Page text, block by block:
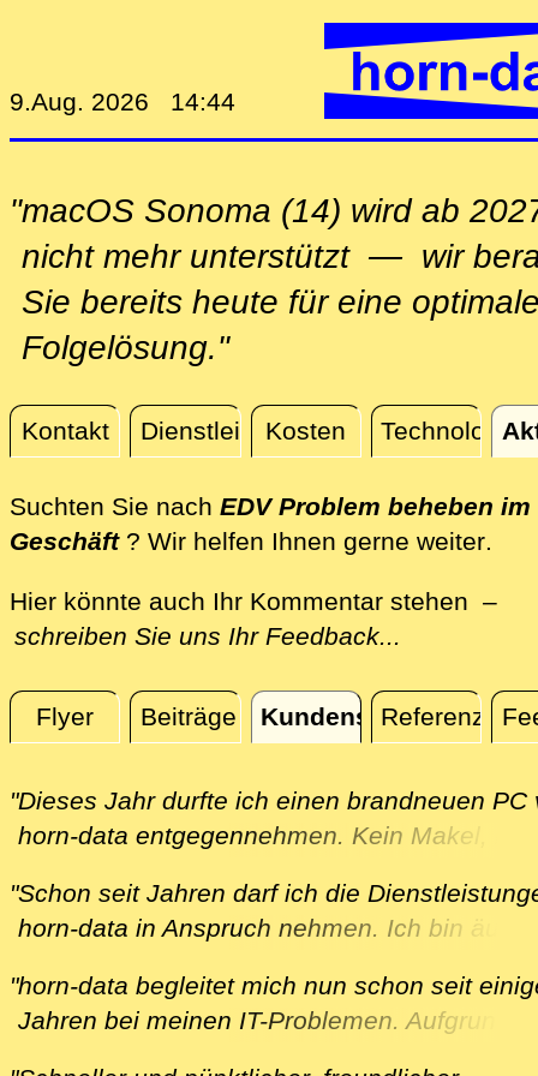
9.Aug. 2026 14:44
"macOS Sonoma (14) wird ab
nicht mehr unterstützt — wir
Sie bereits heute für eine
Folgelösung."
Kontakt Dienstleistungen
Kosten Technologie
Aktuelles
Suchten Sie nach EDV Problem beheben im
Geschäft? Wir helfen Ihnen gerne weiter.
Hier könnte auch Ihr Kommentar stehen –
schreiben Sie uns Ihr Feedback...
Flyer Beiträge Kundenstimmen
Referenzen
Kundenstimmen
"Dieses Jahr durfte ich einen brandneuen PC
horn-data entgegennehmen. Kein Makel,
mir wünsche. Auch bei Problemen hilft er
und kompetent. Ich bin sehr zufrieden."
B. aus Lengnau am 01.12.2025
"Schon seit Jahren darf ich die
horn-data in Anspruch nehmen. Ich bin
zeitnahen, Beratungen. Herr Horn ist sehr
kompetent und hilfsbereit. Ich schätze seine
geduldige Art und die grosse Unterstützung.
"horn-data begleitet mich nun schon seit
Jahren bei meinen IT-Problemen. Aufgrund